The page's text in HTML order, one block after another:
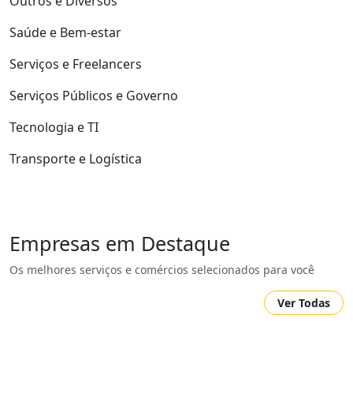
Saúde e Bem-estar
Serviços e Freelancers
Serviços Públicos e Governo
Tecnologia e TI
Transporte e Logística
Empresas em Destaque
Os melhores serviços e comércios selecionados para você
Ver Todas